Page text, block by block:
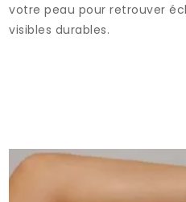
votre peau pour retrouver
visibles durables.